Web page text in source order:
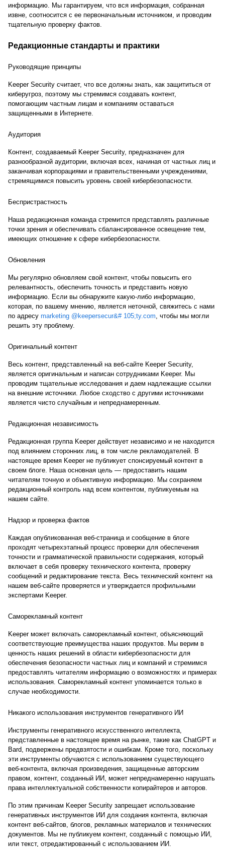
информацию. Мы гарантируем, что вся информация, собранная
извне, соотносится с ее первоначальным источником, и проводим
тщательную проверку фактов.
Редакционные стандарты и практики
Руководящие принципы
Keeper Security считает, что все должны знать, как защититься от
киберугроз, поэтому мы стремимся создавать контент,
помогающим частным лицам и компаниям оставаться
защищенными в Интернете.
Аудитория
Контент, создаваемый Keeper Security, предназначен для
разнообразной аудитории, включая всех, начиная от частных лиц и
заканчивая корпорациями и правительственными учреждениями,
стремящимися повысить уровень своей кибербезопасности.
Беспристрастность
Наша редакционная команда стремится представлять различные
точки зрения и обеспечивать сбалансированное освещение тем,
имеющих отношение к сфере кибербезопасности.
Обновления
Мы регулярно обновляем свой контент, чтобы повысить его
релевантность, обеспечить точность и представить новую
информацию. Если вы обнаружите какую-либо информацию,
которая, по вашему мнению, является неточной, свяжитесь с нами
по адресу marketing @keepersecur&# 105;ty.com, чтобы мы могли
решить эту проблему.
Оригинальный контент
Весь контент, представленный на веб-сайте Keeper Security,
является оригинальным и написан сотрудниками Keeper. Мы
проводим тщательные исследования и даем надлежащие ссылки
на внешние источники. Любое сходство с другими источниками
является чисто случайным и непреднамеренным.
Редакционная независимость
Редакционная группа Keeper действует независимо и не находится
под влиянием сторонних лиц, в том числе рекламодателей. В
настоящее время Keeper не публикует спонсируемый контент в
своем блоге. Наша основная цель — предоставить нашим
читателям точную и объективную информацию. Мы сохраняем
редакционный контроль над всем контентом, публикуемым на
нашем сайте.
Надзор и проверка фактов
Каждая опубликованная веб-страница и сообщение в блоге
проходят четырехэтапный процесс проверки для обеспечения
точности и грамматической правильности содержания, который
включает в себя проверку технического контента, проверку
сообщений и редактирование текста. Весь технический контент на
нашем веб-сайте проверяется и утверждается профильными
экспертами Keeper.
Саморекламный контент
Keeper может включать саморекламный контент, объясняющий
соответствующие преимущества наших продуктов. Мы верим в
ценность наших решений в области кибербезопасности для
обеспечения безопасности частных лиц и компаний и стремимся
предоставлять читателям информацию о возможностях и примерах
использования. Саморекламный контент упоминается только в
случае необходимости.
Никакого использования инструментов генеративного ИИ
Инструменты генеративного искусственного интеллекта,
представленные в настоящее время на рынке, такие как ChatGPT и
Bard, подвержены предвзятости и ошибкам. Кроме того, поскольку
эти инструменты обучаются с использованием существующего
веб-контента, включая произведения, защищенные авторским
правом, контент, созданный ИИ, может непреднамеренно нарушать
права интеллектуальной собственности копирайтеров и авторов.
По этим причинам Keeper Security запрещает использование
генеративных инструментов ИИ для создания контента, включая
контент веб-сайтов, блогов, рекламных материалов и технических
документов. Мы не публикуем контент, созданный с помощью ИИ,
или текст, отредактированный с использованием ИИ.